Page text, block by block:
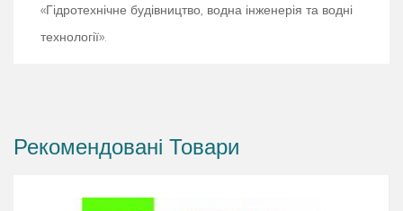
«Гідротехнічне будівництво, водна інженерія та водні
технології».
Рекомендовані Товари